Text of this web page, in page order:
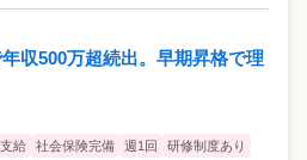
収500万超続出。早期昇格で理
給 社会保険完備 週1回
研修制度あり